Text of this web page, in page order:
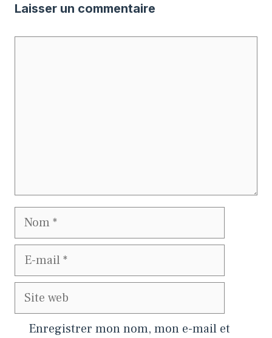
Laisser un commentaire
Nom
E-
Site
Enregistrer mon nom, mon e-mail et